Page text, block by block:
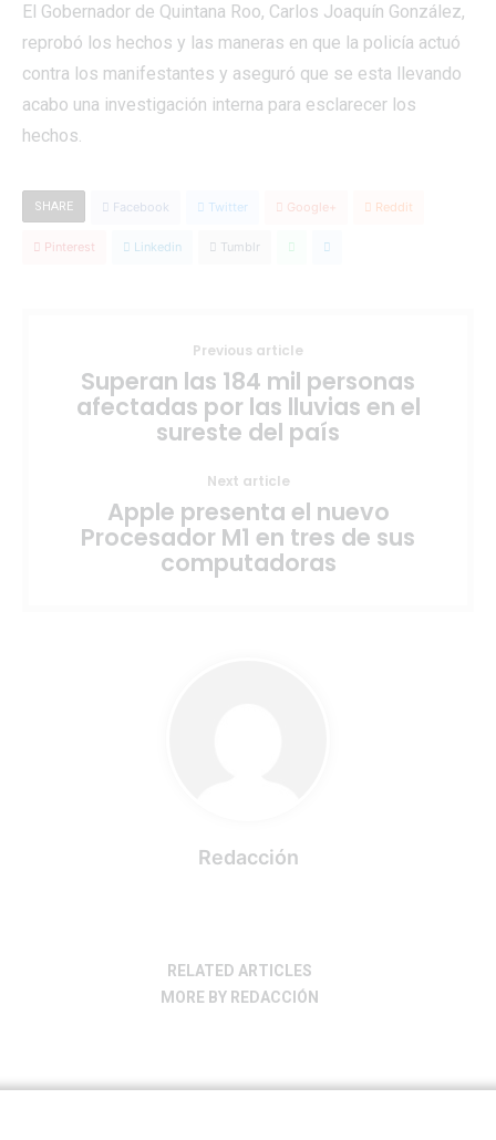
El Gobernador de Quintana Roo, Carlos Joaquín González,
reprobó los hechos y las maneras en que la policía actuó
contra los manifestantes y aseguró que se esta llevando
acabo una investigación interna para esclarecer los
hechos.
SHARE Facebook Twitter Google+ Reddit
Pinterest Linkedin Tumblr
Previous article
Superan las 184 mil personas
afectadas por las lluvias en el
sureste del país
Next article
Apple presenta el nuevo
Procesador M1 en tres de sus
computadoras
Redacción
RELATED ARTICLES
MORE BY REDACCIÓN